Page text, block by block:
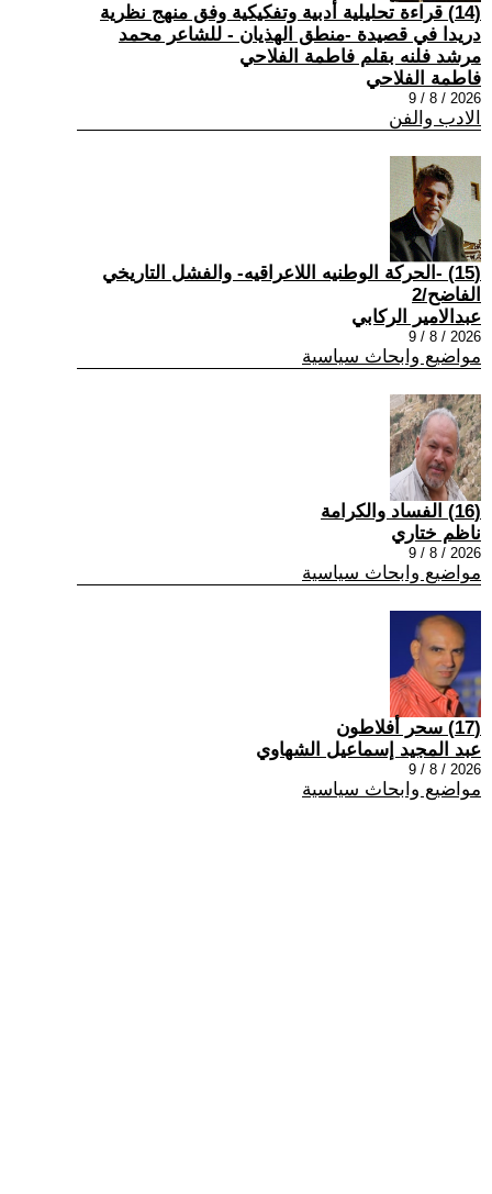
(14) قراءة تحليلية أدبية وتفكيكية وفق منهج نظرية
دريدا في قصيدة -منطق الهذيان - للشاعر محمد
مرشد فلنه بقلم فاطمة الفلاحي
فاطمة الفلاحي
2026 / 8 / 9
الادب والفن
(15) -الحركة الوطنيه اللاعراقيه- والفشل التاريخي
الفاضح/2
عبدالامير الركابي
2026 / 8 / 9
مواضيع وابحاث سياسية
(16) الفساد والكرامة
ناظم ختاري
2026 / 8 / 9
مواضيع وابحاث سياسية
(17) سحر أفلاطون
عبد المجيد إسماعيل الشهاوي
2026 / 8 / 9
مواضيع وابحاث سياسية